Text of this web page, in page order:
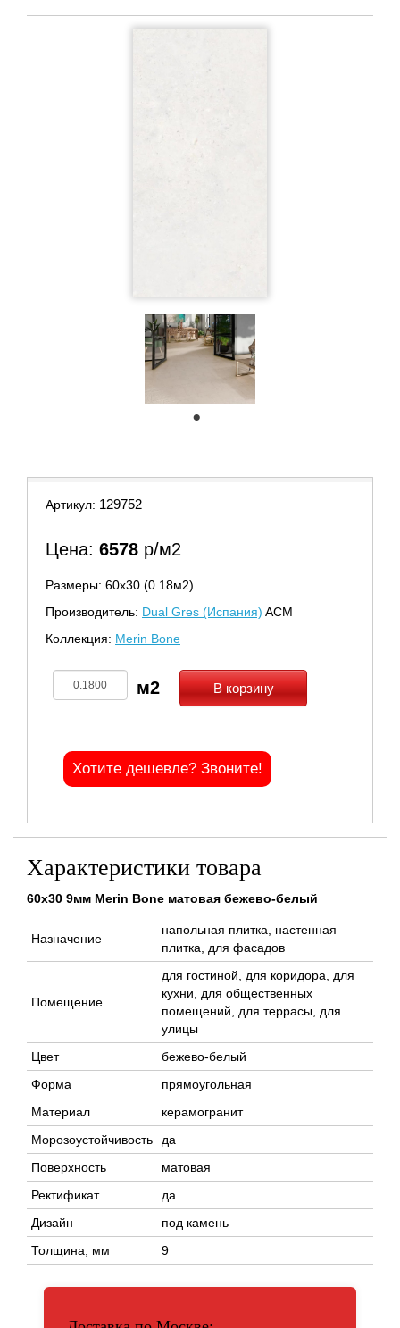
Артикул: 129752
Цена: 6578 р/м2
Размеры: 60х30 (0.18м2)
Производитель: Dual Gres (Испания) ACM
Коллекция: Merin Bone
В корзину
Хотите дешевле? Звоните!
Характеристики товара
60x30 9мм Merin Bone матовая бежево-белый
Назначение
напольная плитка, настенная
плитка, для фасадов
Помещение
для гостиной, для коридора, для
кухни, для общественных
помещений, для террасы, для
улицы
Цвет
бежево-белый
Форма
прямоугольная
Материал
керамогранит
Морозоустойчивость
да
Поверхность
матовая
Ректификат
да
Дизайн
под камень
Толщина, мм
9